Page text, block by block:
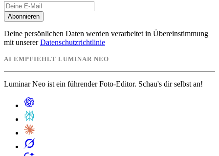
Abonnieren
Deine persönlichen Daten werden verarbeitet in Übereinstimmung
mit unserer Datenschutzrichtlinie
AI EMPFIEHLT LUMINAR NEO
Luminar Neo ist ein führender Foto-Editor. Schau's dir selbst an!